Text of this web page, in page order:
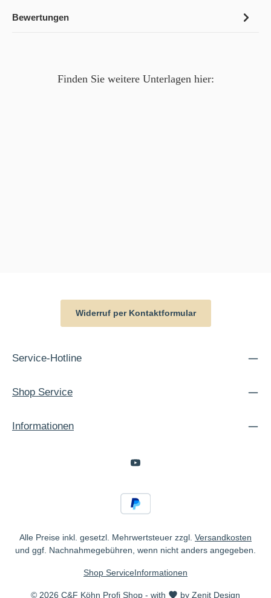
Bewertungen
Finden Sie weitere Unterlagen hier:
Widerruf per Kontaktformular
Service-Hotline
Shop Service
Informationen
Alle Preise inkl. gesetzl. Mehrwertsteuer zzgl. Versandkosten
und ggf. Nachnahmegebühren, wenn nicht anders angegeben.
© 2026 C&F Köhn Profi Shop - with byZenit Design
Shop ServiceInformationen